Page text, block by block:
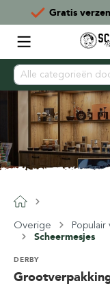
Overige
Scheermesjes
DERBY